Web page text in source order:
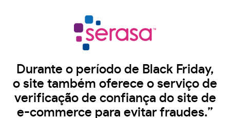
Durante o período de Black Friday,
o site também oferece o serviço de
verificação de confiança do site de
e-commerce para evitar fraudes.”